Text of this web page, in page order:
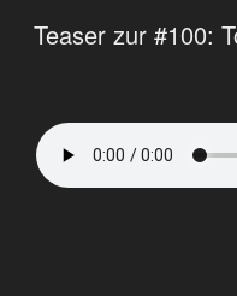
Teaser zur #100: